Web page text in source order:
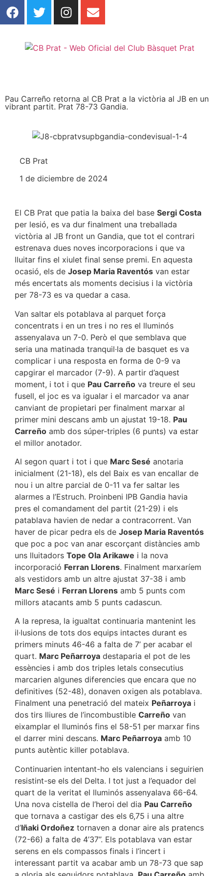
Pau Carreño retorna al CB Prat a la victòria al JB en un
vibrant partit. Prat 78-73 Gandia.
CB Prat
1 de diciembre de 2024
El CB Prat que patia la baixa del base Sergi Costa
per lesió, es va dur finalment una treballada
victòria al JB front un Gandia, que tot el contrari
estrenava dues noves incorporacions i que va
lluitar fins el xiulet final sense premi. En aquesta
ocasió, els de Josep Maria Raventós van estar
més encertats als moments decisius i la victòria
per 78-73 es va quedar a casa.
Van saltar els potablava al parquet força
concentrats i en un tres i no res el lluminós
assenyalava un 7-0. Però el que semblava que
seria una matinada tranquil·la de basquet es va
complicar i una resposta en forma de 0-9 va
capgirar el marcador (7-9). A partir d’aquest
moment, i tot i que Pau Carreño va treure el seu
fusell, el joc es va igualar i el marcador va anar
canviant de propietari per finalment marxar al
primer mini descans amb un ajustat 19-18. Pau
Carreño amb dos súper-triples (6 punts) va estar
el millor anotador.
Al segon quart i tot i que Marc Sesé anotaria
inicialment (21-18), els del Baix es van encallar de
nou i un altre parcial de 0-11 va fer saltar les
alarmes a l’Estruch. Proinbeni IPB Gandia havia
pres el comandament del partit (21-29) i els
patablava havien de nedar a contracorrent. Van
haver de picar pedra els de Josep Maria Raventós
que poc a poc van anar escorçant distàncies amb
uns lluitadors Tope Ola Arikawe i la nova
incorporació Ferran Llorens. Finalment marxaríem
als vestidors amb un altre ajustat 37-38 i amb
Marc Sesé i Ferran Llorens amb 5 punts com
millors atacants amb 5 punts cadascun.
A la represa, la igualtat continuaria mantenint les
il·lusions de tots dos equips intactes durant es
primers minuts 46-46 a falta de 7’ per acabar el
quart. Marc Peñarroya destaparia el pot de les
essències i amb dos triples letals consecutius
marcarien algunes diferencies que encara que no
definitives (52-48), donaven oxigen als potablava.
Finalment una penetració del mateix Peñarroya i
dos tirs lliures de l’incombustible Carreño van
eixamplar el lluminós fins el 58-51 per marxar fins
el darrer mini descans. Marc Peñarroya amb 10
punts autèntic killer potablava.
Continuarien intentant-ho els valencians i seguirien
resistint-se els del Delta. I tot just a l’equador del
quart de la veritat el lluminós assenyalava 66-64.
Una nova cistella de l’heroi del dia Pau Carreño
que tornava a castigar des els 6,75 i una altre
d’Iñaki Ordoñez tornaven a donar aire als pratencs
(72-66) a falta de 4’37”. Els potablava van estar
serens en els compassos finals i l’incert i
interessant partit va acabar amb un 78-73 que sap